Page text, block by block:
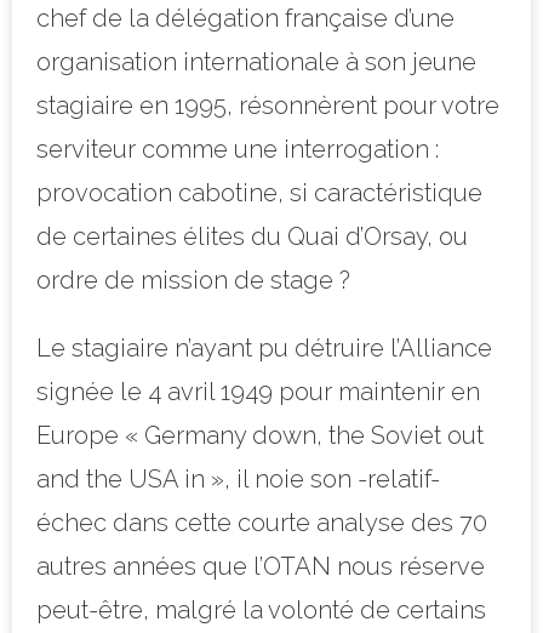
chef de la délégation française d’une
organisation internationale à son jeune
stagiaire en 1995, résonnèrent pour votre
serviteur comme une interrogation :
provocation cabotine, si caractéristique
de certaines élites du Quai d’Orsay, ou
ordre de mission de stage ?
Le stagiaire n’ayant pu détruire l’Alliance
signée le 4 avril 1949 pour maintenir en
Europe « Germany down, the Soviet out
and the USA in », il noie son -relatif-
échec dans cette courte analyse des 70
autres années que l’OTAN nous réserve
peut-être, malgré la volonté de certains